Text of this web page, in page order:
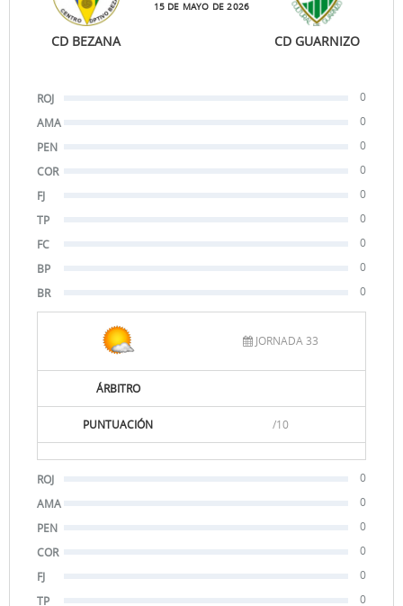
CD BEZANA
15 DE MAYO DE 2026
CD GUARNIZO
ROJ
0
AMA
0
PEN
0
COR
0
FJ
0
TP
0
FC
0
BP
0
BR
0
JORNADA 33
ÁRBITRO
PUNTUACIÓN /10
ROJ
0
AMA
0
PEN
0
COR
0
FJ
0
TP
0